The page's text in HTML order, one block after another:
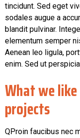
tincidunt. Sed eget
sodales augue a
blandit pulvinar.
elementum semper
Aenean leo ligula,
enim. Sed ut
What we
projects
QProin faucibus nec